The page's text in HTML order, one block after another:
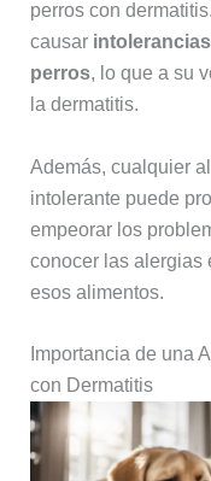
perros con
causar
perros, lo que a su
la dermatitis.
Además, cualquier
intolerante puede
empeorar los
conocer las alergias
esos alimentos.
Importancia de una
con Dermatitis